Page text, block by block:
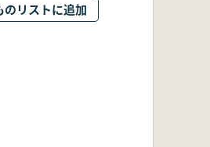
のリストに追加